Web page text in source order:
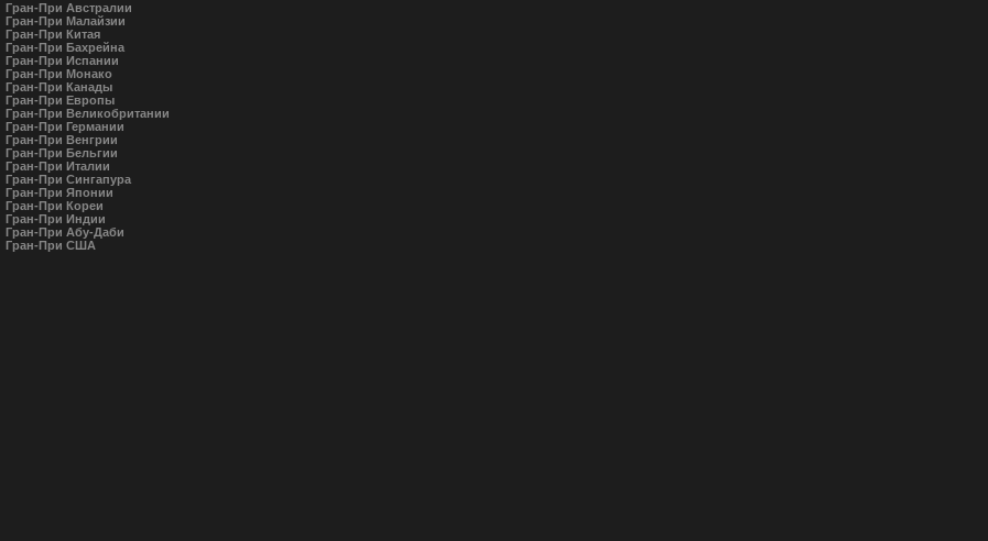
Гран-При Австралии
Гран-При Малайзии
Гран-При Китая
Гран-При Бахрейна
Гран-При Испании
Гран-При Монако
Гран-При Канады
Гран-При Европы
Гран-При Великобритании
Гран-При Германии
Гран-При Венгрии
Гран-При Бельгии
Гран-При Италии
Гран-При Сингапура
Гран-При Японии
Гран-При Кореи
Гран-При Индии
Гран-При Абу-Даби
Гран-При США